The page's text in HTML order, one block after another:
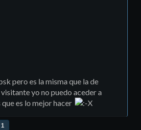
pero es la misma que la de
yo no puedo aceder a
es lo mejor hacer
1